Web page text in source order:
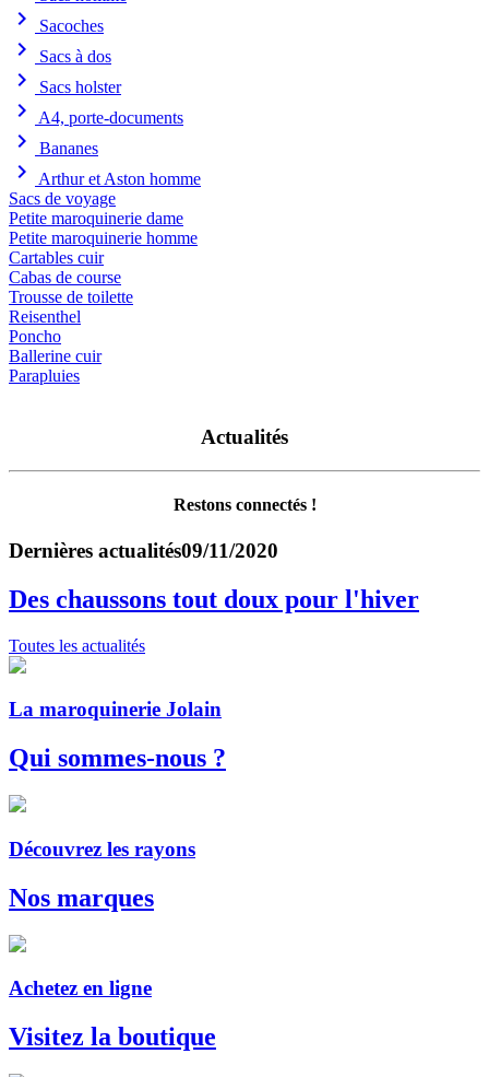
chevron_right Sacoches
chevron_right Sacs à dos
chevron_right Sacs holster
chevron_right A4, porte-documents
chevron_right Bananes
chevron_right
Arthur et Aston homme
Sacs de voyage
Petite maroquinerie dame
Petite maroquinerie homme
Cartables cuir
Cabas de course
Trousse de toilette
Reisenthel
Poncho
Ballerine cuir
Parapluies
Actualités
Restons connectés !
Dernières actualités09/11/2020
Des chaussons tout doux pour l'hiver
Toutes les actualités
La maroquinerie Jolain
Qui sommes-nous ?
Découvrez les rayons
Nos marques
Achetez en ligne
Visitez la boutique